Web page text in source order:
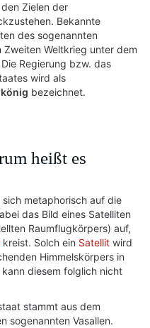
Zielen der
Bekannte
des sogenannten
Weltkrieg unter dem
Regierung bzw. das
wird als
bezeichnet.
heißt es
metaphorisch auf die
das Bild eines Satelliten
Raumflugkörpers) auf,
kreist. Solch ein Satellit wird
Himmelskörpers in
diesem folglich nicht
stammt aus dem
sogenannten Vasallen.